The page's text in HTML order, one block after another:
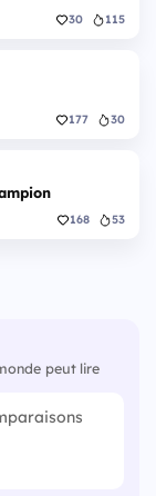
30 115
177 30
168 53
peut lire